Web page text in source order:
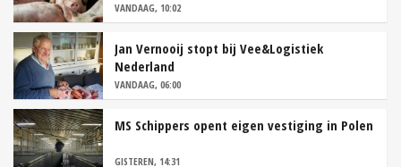
VANDAAG, 10:02
Jan Vernooij stopt bij Vee&Logistiek
Nederland
VANDAAG, 06:00
MS Schippers opent eigen vestiging in Polen
GISTEREN, 14:31